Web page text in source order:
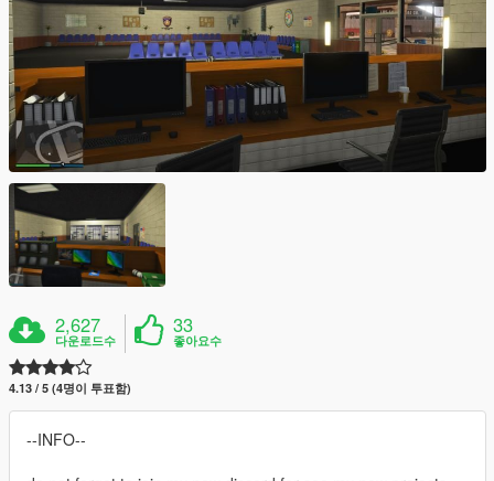
2,627
다운로드수
33
좋아요수
4.13 / 5 (4명이 투표함)
--INFO--